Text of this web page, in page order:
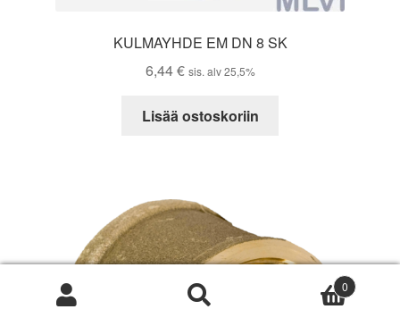
KULMAYHDE EM DN 8 SK
6,44€ sis. alv 25,5%
Lisää ostoskoriin
0